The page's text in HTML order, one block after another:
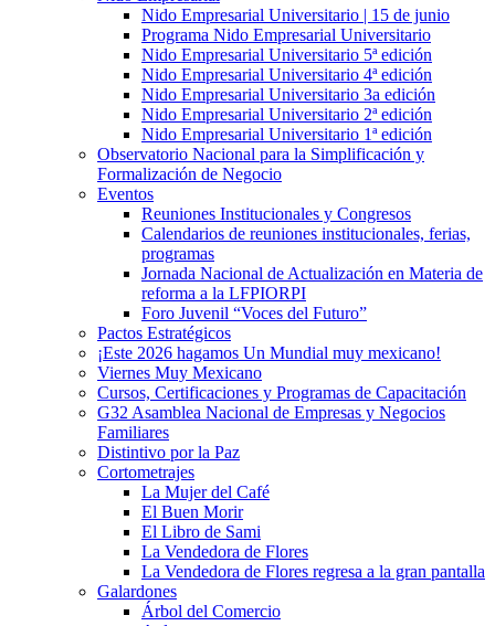
Nido Empresarial Universitario | 15 de junio
Programa Nido Empresarial Universitario
Nido Empresarial Universitario 5ª edición
Nido Empresarial Universitario 4ª edición
Nido Empresarial Universitario 3a edición
Nido Empresarial Universitario 2ª edición
Nido Empresarial Universitario 1ª edición
Observatorio Nacional para la Simplificación y
Formalización de Negocio
Eventos
Reuniones Institucionales y Congresos
Calendarios de reuniones institucionales, ferias,
programas
Jornada Nacional de Actualización en Materia de
reforma a la LFPIORPI
Foro Juvenil “Voces del Futuro”
Pactos Estratégicos
¡Este 2026 hagamos Un Mundial muy mexicano!
Viernes Muy Mexicano
Cursos, Certificaciones y Programas de Capacitación
G32 Asamblea Nacional de Empresas y Negocios
Familiares
Distintivo por la Paz
Cortometrajes
La Mujer del Café
El Buen Morir
El Libro de Sami
La Vendedora de Flores
La Vendedora de Flores regresa a la gran pantalla
Galardones
Árbol del Comercio